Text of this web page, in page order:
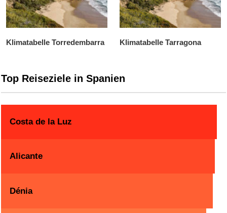
Klimatabelle Torredembarra Klimatabelle Tarragona
Top Reiseziele in Spanien
Costa de la Luz
Alicante
Dénia